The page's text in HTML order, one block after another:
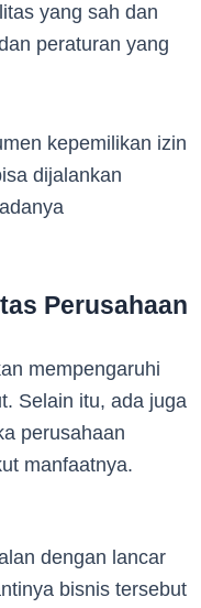
yang sah dan
peraturan yang
kepemilikan izin
dijalankan
Perusahaan
mempengaruhi
Selain itu, ada juga
perusahaan
manfaatnya.
dengan lancar
bisnis tersebut